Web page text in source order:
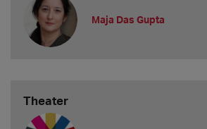
Maja Das Gupta
Theater